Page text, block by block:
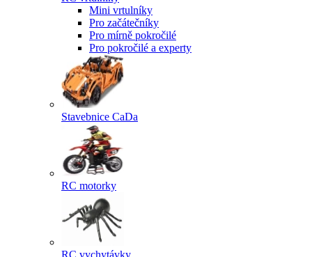
Mini vrtulníky
Pro začátečníky
Pro mírně pokročilé
Pro pokročilé a experty
Stavebnice CaDa
RC motorky
RC vychytávky